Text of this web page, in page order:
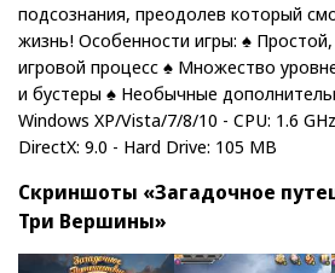
подсознания, преодолев который
жизнь! Особенности игры: ♠
игровой процесс ♠ Множество
и бустеры ♠ Необычные
Windows XP/Vista/7/8/10 - CPU: 1.6
DirectX: 9.0 - Hard Drive: 105 MB
Скриншоты «Загадочное
Три Вершины»